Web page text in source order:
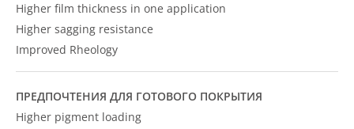
Higher film thickness in one application
Higher sagging resistance
Improved Rheology
ПРЕДПОЧТЕНИЯ ДЛЯ ГОТОВОГО ПОКРЫТИЯ
Higher pigment loading